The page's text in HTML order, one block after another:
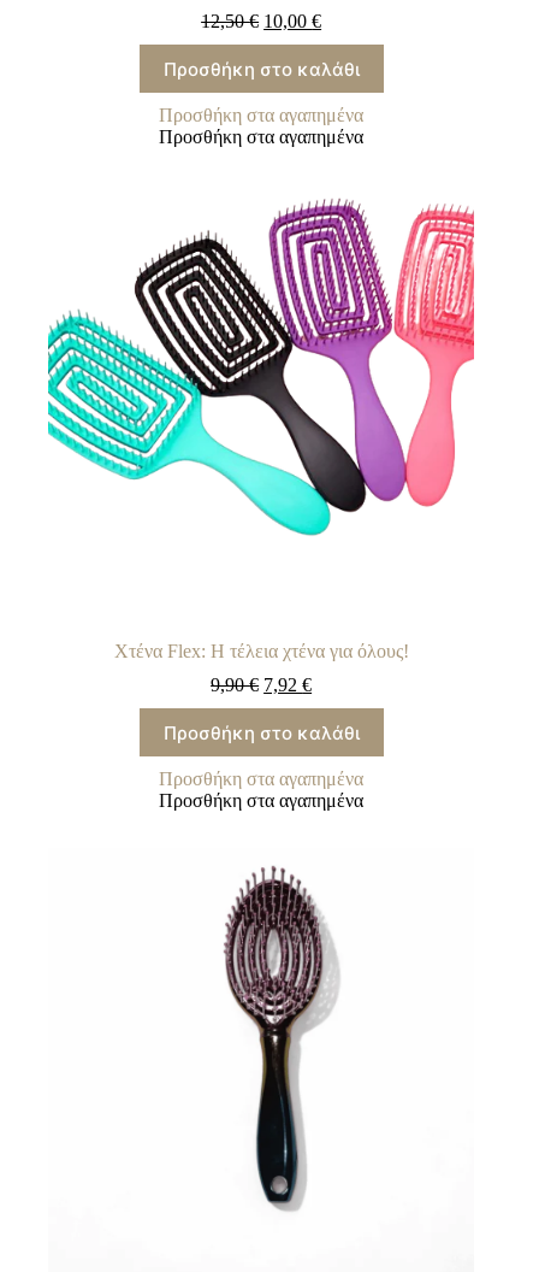
12,50€ 10,00€
Προσθήκη στο καλάθι
Προσθήκη στα αγαπημένα
Προσθήκη στα αγαπημένα
Χτένα Flex: Η τέλεια χτένα για όλους!
9,90€ 7,92€
Προσθήκη στο καλάθι
Προσθήκη στα αγαπημένα
Προσθήκη στα αγαπημένα